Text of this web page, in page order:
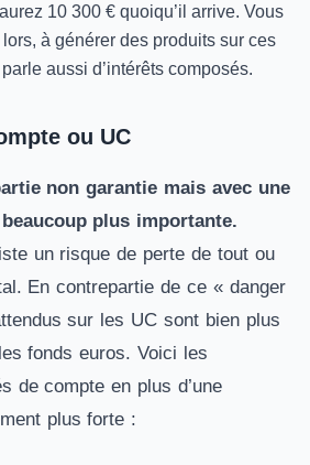
10 300 € quoiqu’il arrive. Vous
à générer des produits sur ces
aussi d’intérêts composés.
ou UC
non garantie mais avec une
plus importante.
un risque de perte de tout ou
En contrepartie de ce « danger
sur les UC sont bien plus
fonds euros. Voici les
de compte en plus d’une
plus forte :